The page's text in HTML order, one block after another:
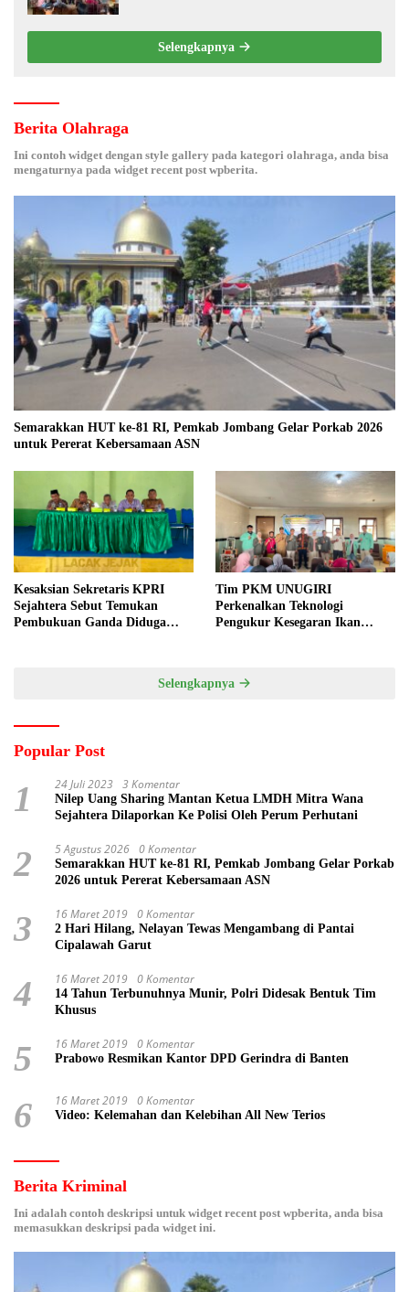
Selengkapnya
Berita Olahraga
Ini contoh widget dengan style gallery pada kategori olahraga, anda bisa
mengaturnya pada widget recent post wpberita.
Semarakkan HUT ke-81 RI, Pemkab Jombang Gelar Porkab 2026
untuk Pererat Kebersamaan ASN
Kesaksian Sekretaris KPRI
Sejahtera Sebut Temukan
Pembukuan Ganda Diduga
Tim PKM UNUGIRI
Perkenalkan Teknologi
Pengukur Kesegaran Ikan
Selengkapnya
Popular Post
1 24 Juli 2023 3 Komentar
Nilep Uang Sharing Mantan Ketua LMDH Mitra Wana
Sejahtera Dilaporkan Ke Polisi Oleh Perum Perhutani
2 5 Agustus 2026 0 Komentar
Semarakkan HUT ke-81 RI, Pemkab Jombang Gelar Porkab
2026 untuk Pererat Kebersamaan ASN
3 16 Maret 2019 0 Komentar
2 Hari Hilang, Nelayan Tewas Mengambang di Pantai
Cipalawah Garut
4 16 Maret 2019 0 Komentar
14 Tahun Terbunuhnya Munir, Polri Didesak Bentuk Tim
Khusus
5 16 Maret 2019 0 Komentar
Prabowo Resmikan Kantor DPD Gerindra di Banten
6 16 Maret 2019 0 Komentar
Video: Kelemahan dan Kelebihan All New Terios
Berita Kriminal
Ini adalah contoh deskripsi untuk widget recent post wpberita, anda bisa
memasukkan deskripsi pada widget ini.